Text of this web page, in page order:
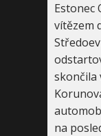
Estonec
vítězem
skončila
na